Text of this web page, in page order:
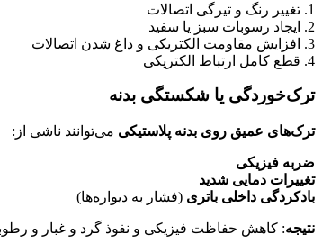
1. تغییر رنگ و تیرگی اتصالات
2. ایجاد رسوبات سبز یا سفید
3. افزایش مقاومت الکتریکی و داغ شدن اتصالات
4. قطع کامل ارتباط الکتریکی
ترک‌خوردگی یا شکستگی بدنه
ترک‌های عمیق روی بدنه پلاستیکی می‌توانند ناشی از:
ضربه فیزیکی
تغییرات دمایی شدید
بادکردگی داخلی باتری (فشار به دیواره‌ها)
نتیجه: کاهش حفاظت فیزیکی و نفوذ گرد و غبار و